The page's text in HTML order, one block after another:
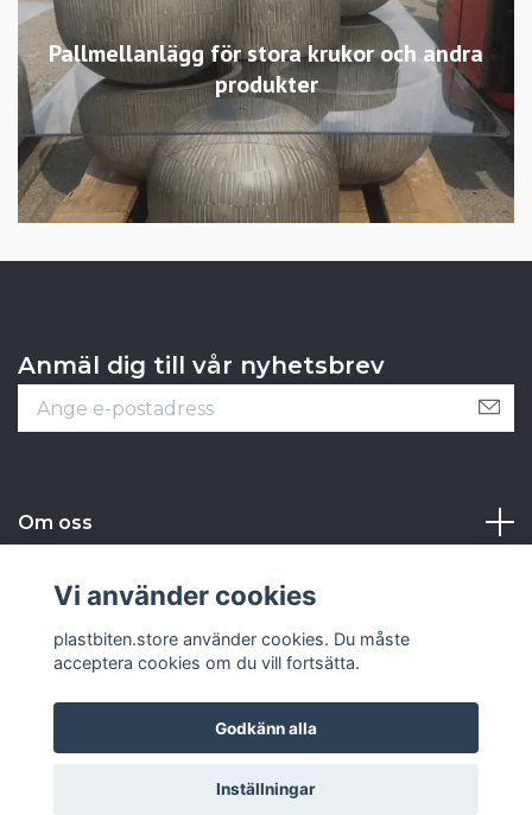
Pallmellanlägg för stora krukor och andra
produkter
Anmäl dig till vår nyhetsbrev
Om oss
Kundtjänst
Sociala medier
© 2026 plastbiten.store
Vi använder cookies
plastbiten.store använder cookies. Du måste
acceptera cookies om du vill fortsätta.
Godkänn alla
Inställningar